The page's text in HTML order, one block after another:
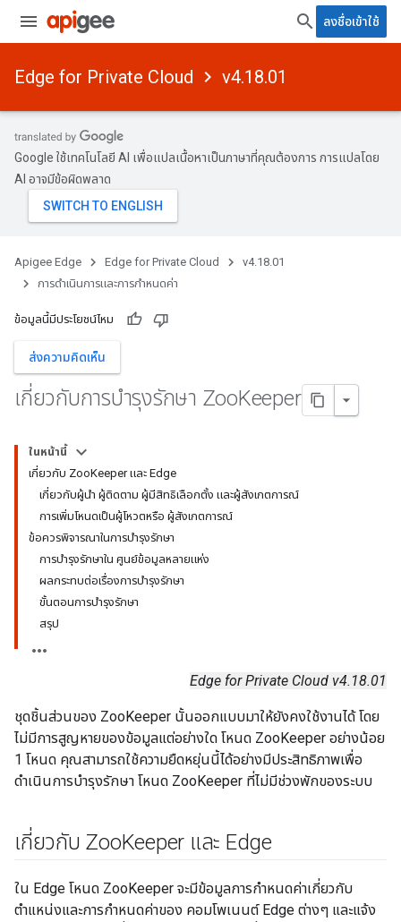
ลงชื่อเข้าใช้
Edge for Private Cloud v4.18.01
Google ใช้เทคโนโลยี AI เพื่อแปลเนื้อหาเป็นภาษาที่คุณต้องการ การแปลโดย
AI อาจมีข้อผิดพลาด
Apigee Edge Edge for Private Cloud
v4.18.01
การดําเนินการและการกําหนดค่า
ข้อมูลนี้มีประโยชน์ไหม
ส่งความคิดเห็น
เกี่ยวกับการบํารุงรักษา ZooKeeper
ในหน้านี้
เกี่ยวกับ ZooKeeper และ Edge
เกี่ยวกับผู้นำ ผู้ติดตาม ผู้มีสิทธิเลือกตั้ง และผู้สังเกตการณ์
การเพิ่มโหนดเป็นผู้โหวตหรือ ผู้สังเกตการณ์
ข้อควรพิจารณาในการบำรุงรักษา
การบำรุงรักษาใน ศูนย์ข้อมูลหลายแห่ง
ผลกระทบต่อเรื่องการบำรุงรักษา
ขั้นตอนการบำรุงรักษา
สรุป
Edge for Private Cloud v4.18.01
ชุดชิ้นส่วนของ ZooKeeper นั้นออกแบบมาให้ยังคงใช้งานได้ โดย
ไม่มีการสูญหายของข้อมูลแต่อย่างใด โหนด ZooKeeper อย่างน้อย
1 โหนด คุณสามารถใช้ความยืดหยุ่นนี้ได้อย่างมีประสิทธิภาพเพื่อ
ดำเนินการบำรุงรักษา โหนด ZooKeeper ที่ไม่มีช่วงพักของระบบ
เกี่ยวกับ ZooKeeper และ Edge
ใน Edge โหนด ZooKeeper จะมีข้อมูลการกำหนดค่าเกี่ยวกับ
ตำแหน่งและการกำหนดค่าของ คอมโพเนนต์ Edge ต่างๆ และแจ้ง